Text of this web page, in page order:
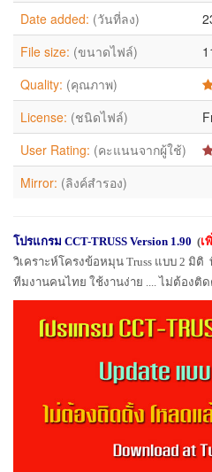
Date added: (วันที่ลง)
File size: (ขนาดไฟล์)
Quality: (คุณภาพ)
License: (ชนิดไฟล์)
User Rating: (คะแนนจากผู้ใช้)
Mirror: (ลิงค์สำรอง)
โปรแกรม CCT-TRUSS Version 1.90 (เ
วิเคราะห์โครงข้อหมุน Truss แบบ 2 มิติ
ทีมงานคนไทย ใช้งานง่าย .... ไม่ต้องติด